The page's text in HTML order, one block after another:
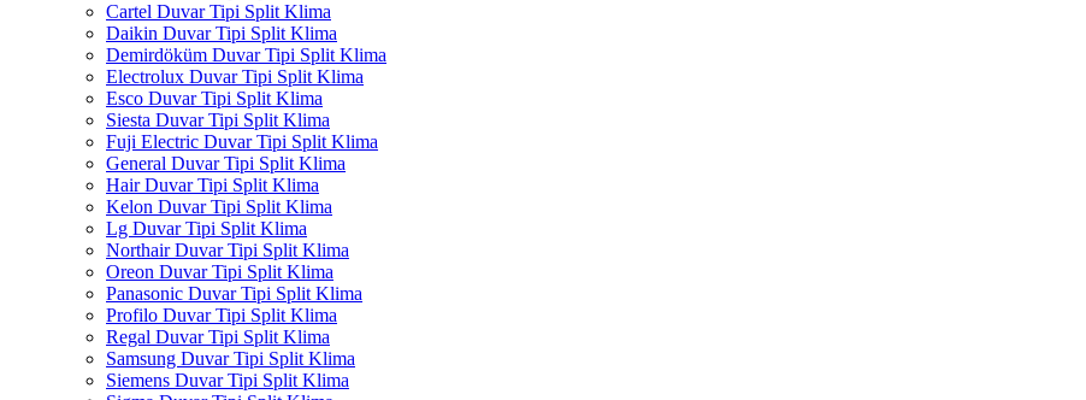
Cartel Duvar Tipi Split Klima
Daikin Duvar Tipi Split Klima
Demirdöküm Duvar Tipi Split Klima
Electrolux Duvar Tipi Split Klima
Esco Duvar Tipi Split Klima
Siesta Duvar Tipi Split Klima
Fuji Electric Duvar Tipi Split Klima
General Duvar Tipi Split Klima
Hair Duvar Tipi Split Klima
Kelon Duvar Tipi Split Klima
Lg Duvar Tipi Split Klima
Northair Duvar Tipi Split Klima
Oreon Duvar Tipi Split Klima
Panasonic Duvar Tipi Split Klima
Profilo Duvar Tipi Split Klima
Regal Duvar Tipi Split Klima
Samsung Duvar Tipi Split Klima
Siemens Duvar Tipi Split Klima